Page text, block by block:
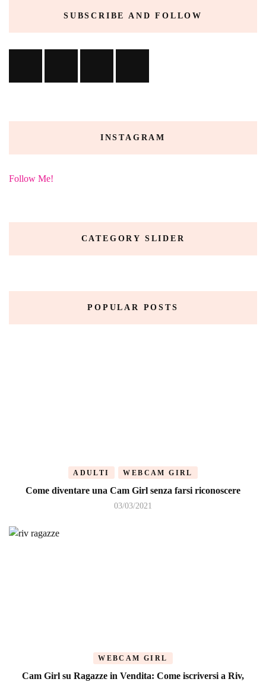
SUBSCRIBE AND FOLLOW
INSTAGRAM
Follow Me!
CATEGORY SLIDER
POPULAR POSTS
ADULTI WEBCAM GIRL
Come diventare una Cam Girl senza farsi riconoscere
03/03/2021
WEBCAM GIRL
Cam Girl su Ragazze in Vendita: Come iscriversi a Riv,